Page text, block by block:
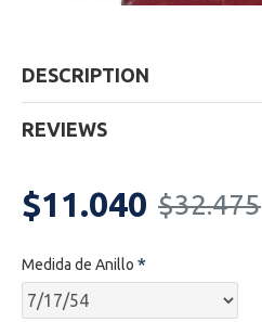
DESCRIPTION
REVIEWS
$11.040 $32.475
Medida de Anillo